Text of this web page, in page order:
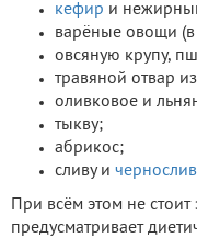
кефир и
варёные овощи (в
овсяную крупу,
травяной отвар
оливковое и
тыкву;
абрикос;
сливу и чернослив
При всём этом не
предусматривает